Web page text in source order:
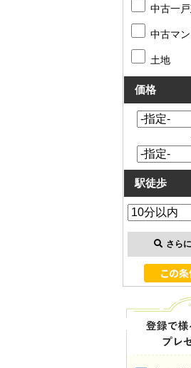
中古一
中古マ
土地
価格
駅徒歩
さら